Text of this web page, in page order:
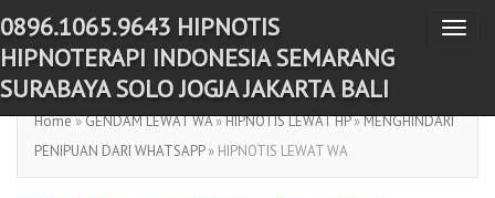
-->
T
g
e
0896.1065.9643 HIPNOTIS
HIPNOTERAPI INDONESIA SEMARANG
SURABAYA SOLO JOGJA JAKARTA BALI
Home»GENDAM LEWAT WA»HIPNOTIS LEWAT HP»MENGHINDARI
PENIPUAN DARI WHATSAPP» HIPNOTIS LEWAT WA